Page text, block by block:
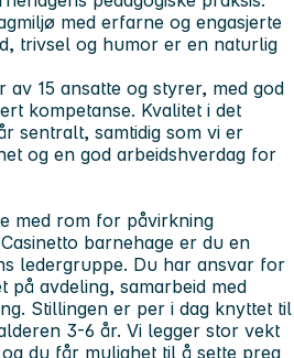
med erfarne og engasjerte
trivsel og humor er en naturlig
15 ansatte og styrer, med god
kompetanse. Kvalitet i det
sentralt, samtidig som vi er
og en god arbeidshverdag for
med rom for påvirkning
barnehage er du en
ledergruppe. Du har ansvar for
på avdeling, samarbeid med
Stillingen er per i dag knyttet til
3-6 år. Vi legger stor vekt
du får mulighet til å sette preg